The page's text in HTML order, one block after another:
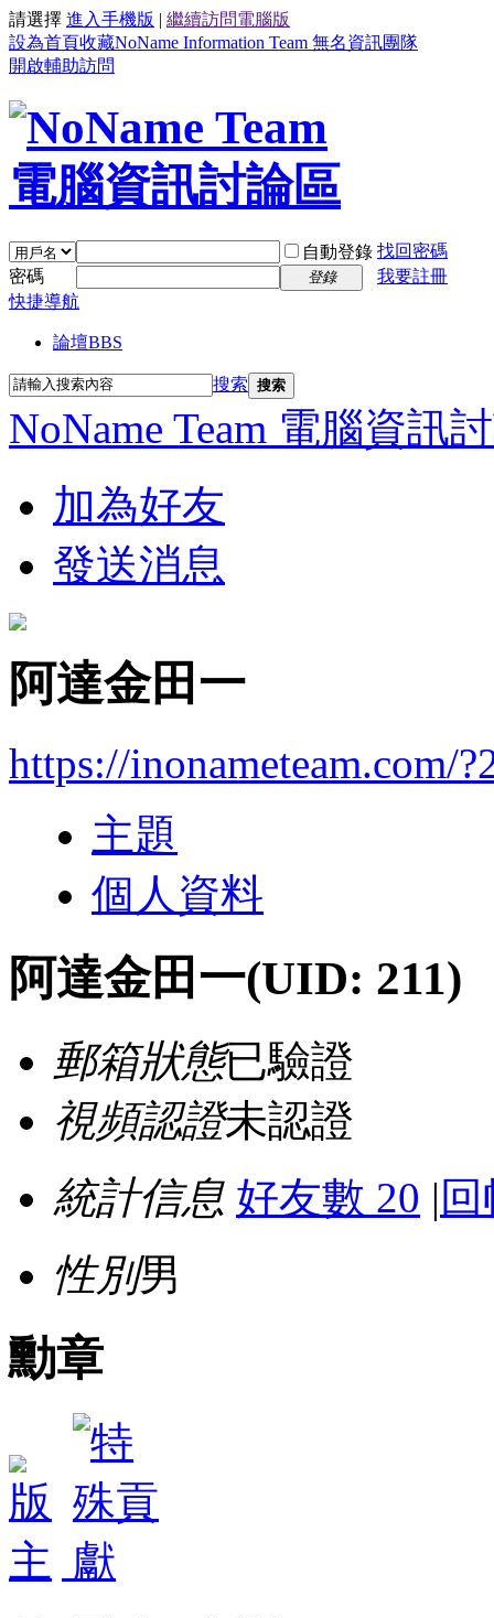
請選擇 進入手機版 | 繼續訪問電腦版
設為首頁收藏NoName Information Team 無名資訊團隊
開啟輔助訪問
自動登錄 找回密碼
密碼
登錄
我要註冊
快捷導航
論壇BBS
搜索 搜索
NoName Team 電腦資訊
加為好友
發送消息
阿達金田一
https://inonameteam.com/
主題
個人資料
阿達金田一(UID: 211)
郵箱狀態已驗證
視頻認證未認證
統計信息 好友數 20 |
性別男
勳章